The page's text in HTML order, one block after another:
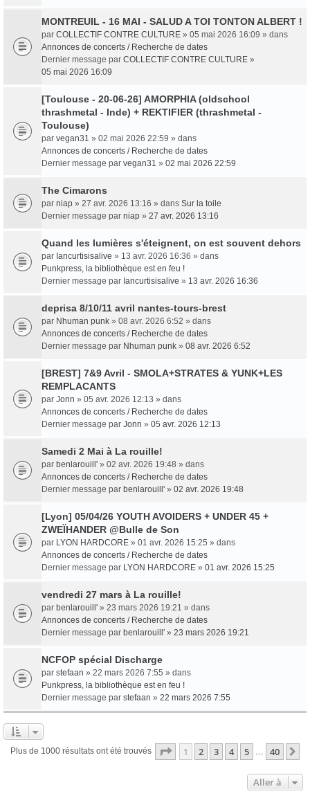
MONTREUIL - 16 MAI - SALUD A TOI TONTON ALBERT !
par COLLECTIF CONTRE CULTURE » 05 mai 2026 16:09 » dans
Annonces de concerts / Recherche de dates
Dernier message par COLLECTIF CONTRE CULTURE »
05 mai 2026 16:09
[Toulouse - 20-06-26] AMORPHIA (oldschool
thrashmetal - Inde) + REKTIFIER (thrashmetal -
Toulouse)
par vegan31 » 02 mai 2026 22:59 » dans
Annonces de concerts / Recherche de dates
Dernier message par vegan31 » 02 mai 2026 22:59
The Cimarons
par niap » 27 avr. 2026 13:16 » dans Sur la toile
Dernier message par niap » 27 avr. 2026 13:16
Quand les lumières s'éteignent, on est souvent dehors
par Iancurtisisalive » 13 avr. 2026 16:36 » dans
Punkpress, la bibliothèque est en feu !
Dernier message par Iancurtisisalive » 13 avr. 2026 16:36
deprisa 8/10/11 avril nantes-tours-brest
par Nhuman punk » 08 avr. 2026 6:52 » dans
Annonces de concerts / Recherche de dates
Dernier message par Nhuman punk » 08 avr. 2026 6:52
[BREST] 7&9 Avril - SMOLA+STRATES & YUNK+LES
REMPLACANTS
par Jonn » 05 avr. 2026 12:13 » dans
Annonces de concerts / Recherche de dates
Dernier message par Jonn » 05 avr. 2026 12:13
Samedi 2 Mai à La rouille!
par benlarouill' » 02 avr. 2026 19:48 » dans
Annonces de concerts / Recherche de dates
Dernier message par benlarouill' » 02 avr. 2026 19:48
[Lyon] 05/04/26 YOUTH AVOIDERS + UNDER 45 +
ZWEÏHANDER @Bulle de Son
par LYON HARDCORE » 01 avr. 2026 15:25 » dans
Annonces de concerts / Recherche de dates
Dernier message par LYON HARDCORE » 01 avr. 2026 15:25
vendredi 27 mars à La rouille!
par benlarouill' » 23 mars 2026 19:21 » dans
Annonces de concerts / Recherche de dates
Dernier message par benlarouill' » 23 mars 2026 19:21
NCFOP spécial Discharge
par stefaan » 22 mars 2026 7:55 » dans
Punkpress, la bibliothèque est en feu !
Dernier message par stefaan » 22 mars 2026 7:55
Plus de 1000 résultats ont été trouvés Page 1sur40
1 2 3 4 5 … 40
Aller à